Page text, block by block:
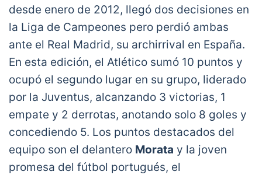
desde enero de 2012, llegó dos decisiones en
la Liga de Campeones pero perdió ambas
ante el Real Madrid, su archirrival en España.
En esta edición, el Atlético sumó 10 puntos y
ocupó el segundo lugar en su grupo, liderado
por la Juventus, alcanzando 3 victorias, 1
empate y 2 derrotas, anotando solo 8 goles y
concediendo 5. Los puntos destacados del
equipo son el delantero Morata y la joven
promesa del fútbol portugués, el